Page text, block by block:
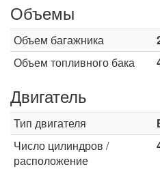
Объемы
Объем багажника
Объем топливного бака
Двигатель
Тип двигателя
Число цилиндров /
расположение